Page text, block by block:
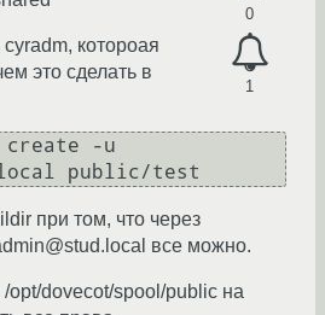
0
1
котороая
это сделать в
create -u
public/test
при том, что через
все можно.
opt/dovecot/spool/public на